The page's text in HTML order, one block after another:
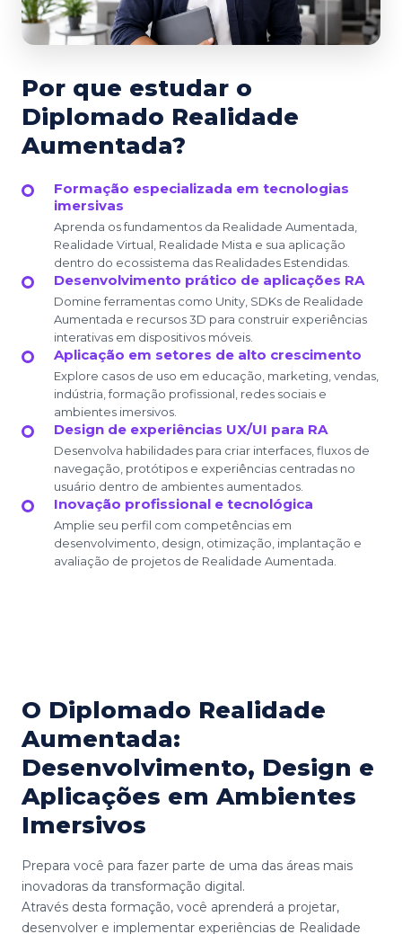
Por que estudar o
Diplomado Realidade
Aumentada?
Formação especializada em tecnologias
imersivas
Aprenda os fundamentos da Realidade Aumentada,
Realidade Virtual, Realidade Mista e sua aplicação
dentro do ecossistema das Realidades Estendidas.
Desenvolvimento prático de aplicações RA
Domine ferramentas como Unity, SDKs de Realidade
Aumentada e recursos 3D para construir experiências
interativas em dispositivos móveis.
Aplicação em setores de alto crescimento
Explore casos de uso em educação, marketing, vendas,
indústria, formação profissional, redes sociais e
ambientes imersivos.
Design de experiências UX/UI para RA
Desenvolva habilidades para criar interfaces, fluxos de
navegação, protótipos e experiências centradas no
usuário dentro de ambientes aumentados.
Inovação profissional e tecnológica
Amplie seu perfil com competências em
desenvolvimento, design, otimização, implantação e
avaliação de projetos de Realidade Aumentada.
O Diplomado Realidade
Aumentada:
Desenvolvimento, Design e
Aplicações em Ambientes
Imersivos
Prepara você para fazer parte de uma das áreas mais
inovadoras da transformação digital.
Através desta formação, você aprenderá a projetar,
desenvolver e implementar experiências de Realidade